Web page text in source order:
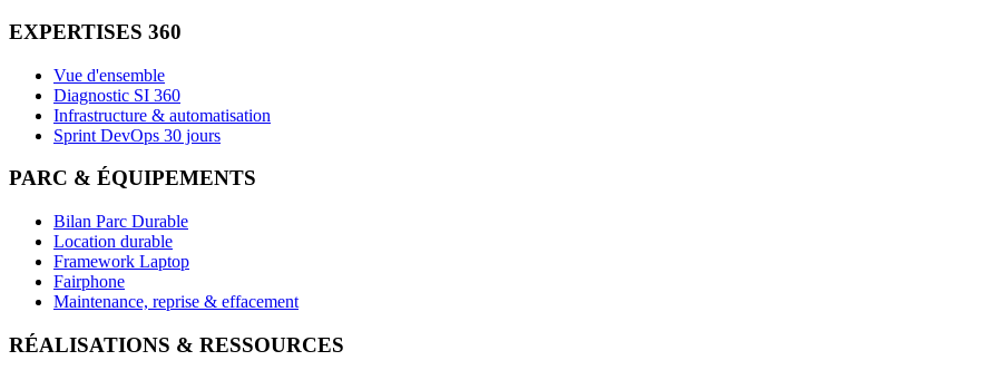
EXPERTISES 360
Vue d'ensemble
Diagnostic SI 360
Infrastructure & automatisation
Sprint DevOps 30 jours
PARC & ÉQUIPEMENTS
Bilan Parc Durable
Location durable
Framework Laptop
Fairphone
Maintenance, reprise & effacement
RÉALISATIONS & RESSOURCES